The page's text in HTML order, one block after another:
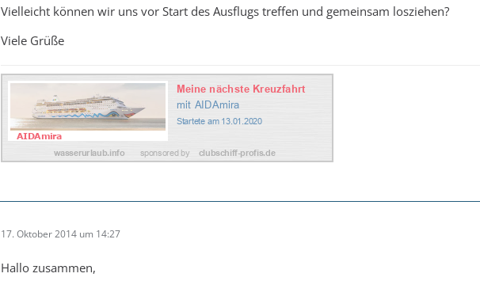
19.1 Aruba
20.1 Curacao
21.1 Bonaire
24.1 Grenada
25.1 Barbados
Vielleicht können wir uns vor Start des Ausflugs treffen und gemeinsam losziehen?
Viele Grüße
17. Oktober 2014 um 14:27
Hallo zusammen,